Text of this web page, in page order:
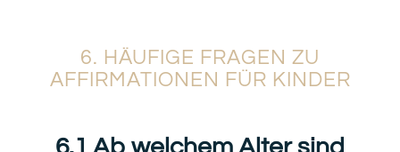
6. HÄUFIGE FRAGEN ZU
AFFIRMATIONEN FÜR KINDER